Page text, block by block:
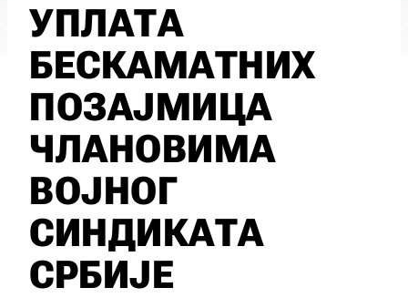
УПЛАТА
БЕСКАМАТНИХ
ПОЗАЈМИЦА
ЧЛАНОВИМА
ВОЈНОГ
СИНДИКАТА
СРБИЈЕ